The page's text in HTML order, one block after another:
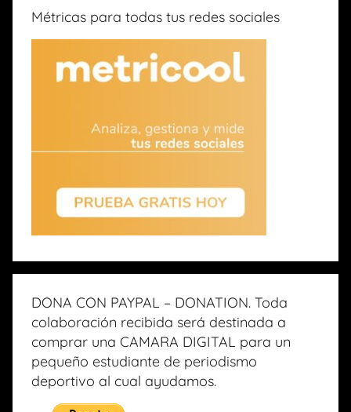
Métricas para todas tus redes sociales
DONA CON PAYPAL – DONATION. Toda
colaboración recibida será destinada a
comprar una CAMARA DIGITAL para un
pequeño estudiante de periodismo
deportivo al cual ayudamos.